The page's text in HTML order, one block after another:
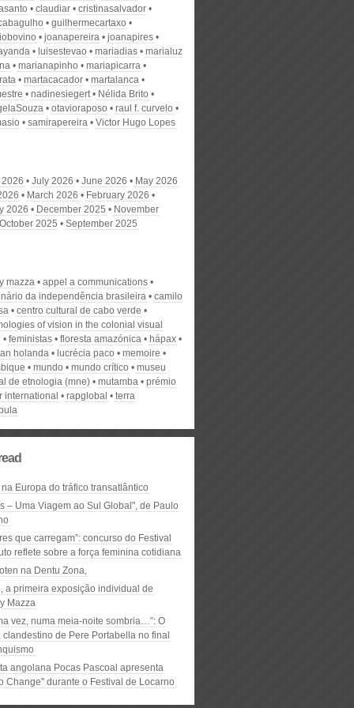
claudiar
cristinasalvador
guilhermecartaxo
joanapereira
joanapires
luisestevao mariadias
marialuz
marianapinho
mariapicarra
martacacador
martalanca
nadinesiegert
Nélida Brito
otavioraposo
raul f. curvelo
samirapereira Victor Hugo Lopes
July 2026 June 2026
May 2026
March 2026
February 2026
2026
December 2025
November
October 2025
September 2025
mazza
appel a communications
da independência brasileira
camilo
centro cultural de cabo verde
of vision in the colonial visual
feministas floresta amazónica
hápax
holanda
lucrécia paco
memoire
mundo mundo crítico
museu
de etnologia (mne)
mutamba
prémio
international
rapglobal
terra
Europa do tráfico transatlântico
– Uma Viagem ao Sul Global", de Paulo
que carregam”: concurso do Festival
reflete sobre a força feminina cotidiana
na Dentu Zona,
a primeira exposição individual de
Mazza
vez, numa meia-noite sombria…”: O
clandestino de Pere Portabella no final
angolana Pocas Pascoal apresenta
Change" durante o Festival de Locarno